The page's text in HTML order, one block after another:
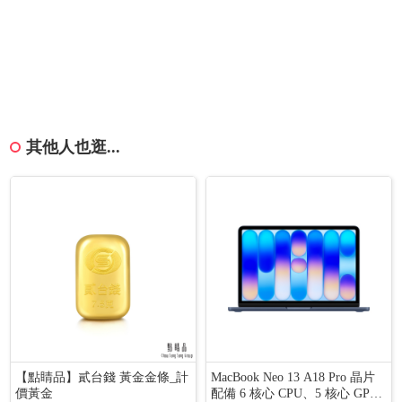
其他人也逛...
【點睛品】貳台錢 黃金金條_計
價黃金
MacBook Neo 13 A18 Pro 晶片
配備 6 核心 CPU、5 核心 GP